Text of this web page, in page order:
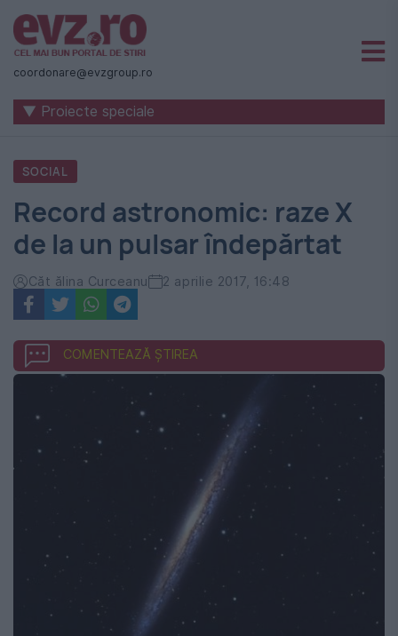
Știri
naționale
internaționale
România
-
Evenimentul
Zilei
coordonare@evzgroup.ro
▼ Proiecte speciale
SOCIAL
Record astronomic: raze X
de la un pulsar îndepărtat
Căt ălina Curceanu 2 aprilie 2017, 16:48
COMENTEAZĂ ȘTIREA